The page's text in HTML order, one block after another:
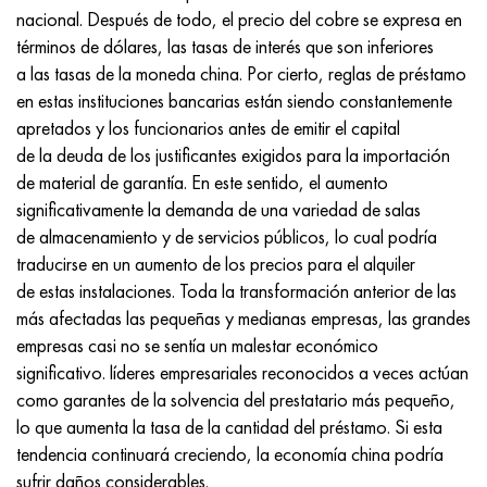
nacional. Después de todo, el precio del cobre se expresa en
términos de dólares, las tasas de interés que son inferiores
a las tasas de la moneda china. Por cierto, reglas de préstamo
en estas instituciones bancarias están siendo constantemente
apretados y los funcionarios antes de emitir el capital
de la deuda de los justificantes exigidos para la importación
de material de garantía. En este sentido, el aumento
significativamente la demanda de una variedad de salas
de almacenamiento y de servicios públicos, lo cual podría
traducirse en un aumento de los precios para el alquiler
de estas instalaciones. Toda la transformación anterior de las
más afectadas las pequeñas y medianas empresas, las grandes
empresas casi no se sentía un malestar económico
significativo. líderes empresariales reconocidos a veces actúan
como garantes de la solvencia del prestatario más pequeño,
lo que aumenta la tasa de la cantidad del préstamo. Si esta
tendencia continuará creciendo, la economía china podría
sufrir daños considerables.
Incotherm
incotest
Jette M152
Cobalto 6B
maraging 250
René 41
Maraging 300
Maraging 350
MP35N
47ND
47НХР
49KF
49K2F, 49K2FA-VI
Aleación 50N
Aleación 50NP
50NHS
Aleación 52N
52K12F
HN62VMYUT
HN62MVKYU
HN63MB
XN65VM
KhN65VMTYu
KhN67MVTYu
KhN68VKTYU
KhN68VMTYUK-vd
KhN70VMTYu
VT-35
PT-1M
PT-3V
PT-7M
2B
SPT-2 sv
A LAS 3
3M
TL3
1.4466 - AISI 310MoLn
Aleación Al6xn
15-7Ph® - 1.4532
PH 13-8 meses - 1.4534
1.4542 - 17-4Ph®
Custom 455® - 1.4543 - uns s45500
1.4545 - 15-5Ph®
1.4548 - 17-4Ph®
1.4550 - AISI 347
10X17H13M3T
10X18N18Yu4D
11X11N2V2MF
12Х18Н9Т
13X11N2V2MF
15x11mf
15х12vnmf
15Х12Н2MVFAB
15X16K5N2MVFAB
2,0872, CuNi10Fe1Mn, Cw352h
Bronce aluminio silicio
CW301G, C64200
bronce de silicio
C65500, CuAl11Fe3
C65620, CuSi3Fe2Zn3
C65100, CuSi1.5
Bronce estaño-plomo
c92200, CuSn6Zn4Pb2
latón rojo
C84400, CuSn2ZnPb
C83600, CuSn5ZnPb
45G2, 45g2, AISI 1144
Aleación de acero estructural
10g2, 10g2, AISI 1513
12X2H4A, 15NiCr13, 1.5752
AC14, 11SMnPb30
20G, 20mn5
20XH3A, AISI 4320, 20hn3a
20HM, 24CrMo5, 20hm
25KhGM, 20CrMo5, 1.7264
Р6М5, 1.3343, hs6-5-2, sw7m
Р6М5К5, 1.3243, hs6-5-2-5
R6M5F3, 1.3344, hs6-5-3
9М4К8,1.3207
R12F3, 1.3318, sw12
P18, 1,3355, hs18-0-1, sw18
Acero carbono
10,1.1645, C105W1
11G12, 110G13L, X120Mn12